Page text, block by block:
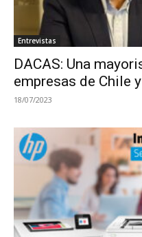
Entrevistas
DACAS: Una
empresas de Chile
18/07/2023